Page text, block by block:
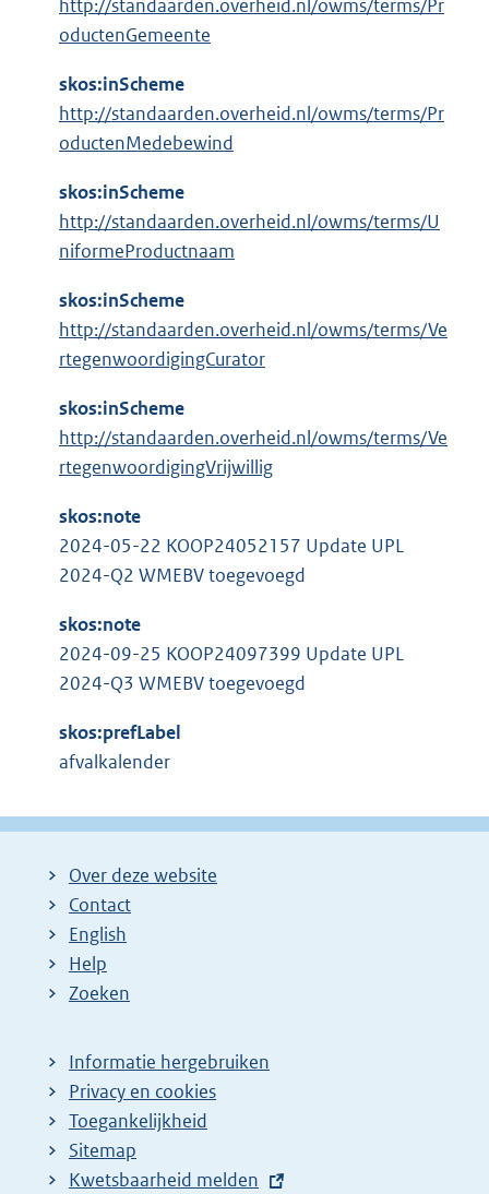
http://standaarden.overheid.nl/owms/terms/Pr
oductenGemeente
skos:inScheme
http://standaarden.overheid.nl/owms/terms/Pr
oductenMedebewind
skos:inScheme
http://standaarden.overheid.nl/owms/terms/U
niformeProductnaam
skos:inScheme
http://standaarden.overheid.nl/owms/terms/Ve
rtegenwoordigingCurator
skos:inScheme
http://standaarden.overheid.nl/owms/terms/Ve
rtegenwoordigingVrijwillig
skos:note
2024-05-22 KOOP24052157 Update UPL
2024-Q2 WMEBV toegevoegd
skos:note
2024-09-25 KOOP24097399 Update UPL
2024-Q3 WMEBV toegevoegd
skos:prefLabel
afvalkalender
Over deze website
Contact
English
Help
Zoeken
Informatie hergebruiken
Privacy en cookies
Toegankelijkheid
Sitemap
E
Kwetsbaarheid melden